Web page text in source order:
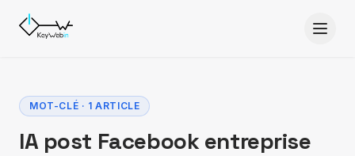
MOT-CLÉ · 1 ARTICLE
IA post Facebook entreprise